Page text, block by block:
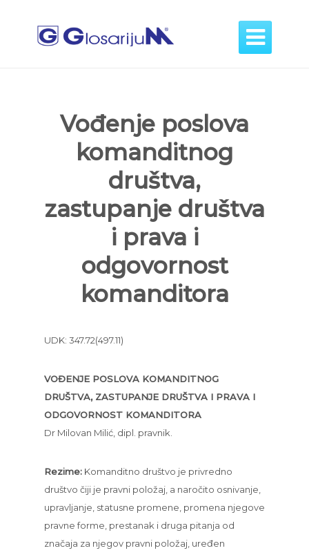

Vođenje poslova
komanditnog
društva,
zastupanje društva
i prava i
odgovornost
komanditora
UDK: 347.72(497.11)
VOĐENJE POSLOVA KOMANDITNOG
DRUŠTVA, ZASTUPANJE DRUŠTVA I PRAVA I
ODGOVORNOST KOMANDITORA
Dr Milovan Milić, dipl. pravnik.
Rezime: Komanditno društvo je privredno
društvo čiji je pravni položaj, a naročito osnivanje,
upravljanje, statusne promene, promena njegove
pravne forme, prestanak i druga pitanja od
značaja za njegov pravni položaj, uređen